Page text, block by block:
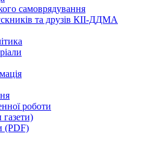
самоврядування
та друзів КІІ-ДДМА
роботи
(PDF)